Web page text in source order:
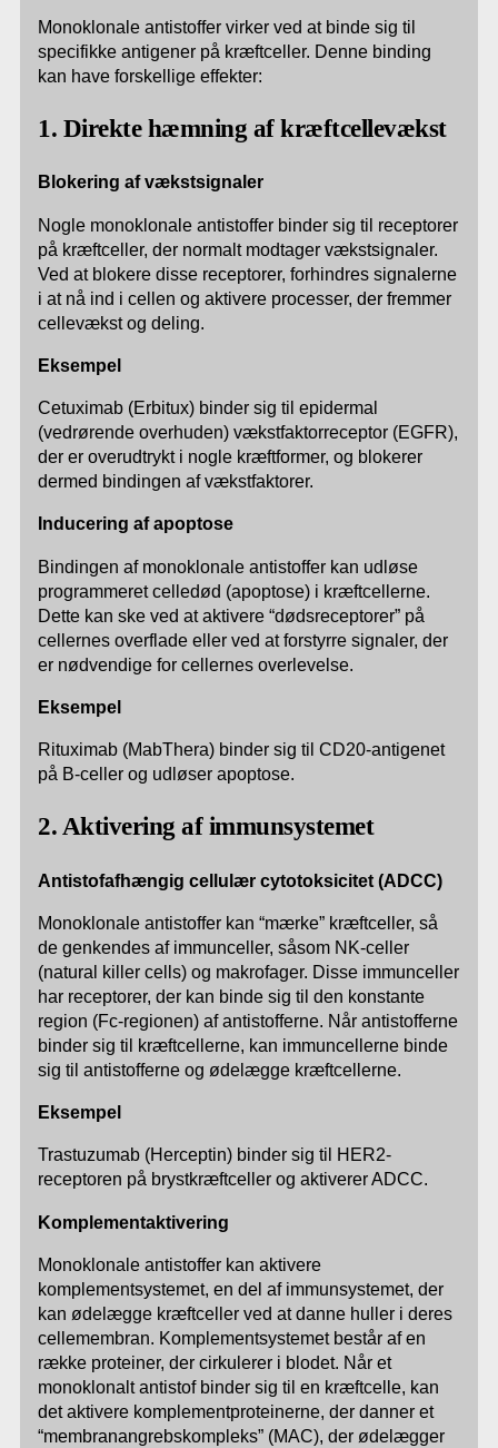
Monoklonale antistoffer virker ved at binde sig til
specifikke antigener på kræftceller. Denne binding
kan have forskellige effekter:
1. Direkte hæmning af kræftcellevækst
Blokering af vækstsignaler
Nogle monoklonale antistoffer binder sig til receptorer
på kræftceller, der normalt modtager vækstsignaler.
Ved at blokere disse receptorer, forhindres signalerne
i at nå ind i cellen og aktivere processer, der fremmer
cellevækst og deling.
Eksempel
Cetuximab (Erbitux) binder sig til epidermal
(vedrørende overhuden) vækstfaktorreceptor (EGFR),
der er overudtrykt i nogle kræftformer, og blokerer
dermed bindingen af vækstfaktorer.
Inducering af apoptose
Bindingen af monoklonale antistoffer kan udløse
programmeret celledød (apoptose) i kræftcellerne.
Dette kan ske ved at aktivere “dødsreceptorer” på
cellernes overflade eller ved at forstyrre signaler, der
er nødvendige for cellernes overlevelse.
Eksempel
Rituximab (MabThera) binder sig til CD20-antigenet
på B-celler og udløser apoptose.
2. Aktivering af immunsystemet
Antistofafhængig cellulær cytotoksicitet (ADCC)
Monoklonale antistoffer kan “mærke” kræftceller, så
de genkendes af immunceller, såsom NK-celler
(natural killer cells) og makrofager. Disse immunceller
har receptorer, der kan binde sig til den konstante
region (Fc-regionen) af antistofferne. Når antistofferne
binder sig til kræftcellerne, kan immuncellerne binde
sig til antistofferne og ødelægge kræftcellerne.
Eksempel
Trastuzumab (Herceptin) binder sig til HER2-
receptoren på brystkræftceller og aktiverer ADCC.
Komplementaktivering
Monoklonale antistoffer kan aktivere
komplementsystemet, en del af immunsystemet, der
kan ødelægge kræftceller ved at danne huller i deres
cellemembran. Komplementsystemet består af en
række proteiner, der cirkulerer i blodet. Når et
monoklonalt antistof binder sig til en kræftcelle, kan
det aktivere komplementproteinerne, der danner et
“membranangrebskompleks” (MAC), der ødelægger